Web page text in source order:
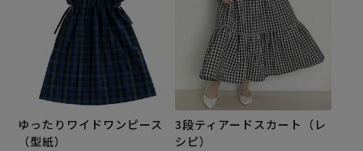
ゆったりワイドワンピース
（型紙）
3段ティアードスカート（レ
シピ）